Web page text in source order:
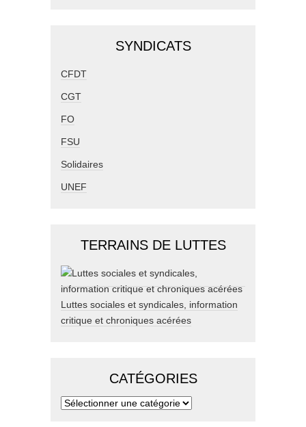
SYNDICATS
CFDT
CGT
FO
FSU
Solidaires
UNEF
TERRAINS DE LUTTES
Luttes sociales et syndicales, information
critique et chroniques acérées
CATÉGORIES